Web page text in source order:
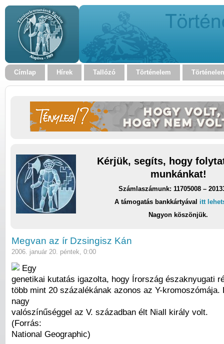
Címlap Hírek Tallózó Történelem
Kérjük, segíts, hogy
munkánkat!
Számlaszámunk: 11705008 –
A támogatás bankkártyával itt
Nagyon köszönjük.
Megvan az ír Dzsingisz Kán
2006. január 20. péntek, 0:00
Egy
genetikai kutatás igazolta, hogy Írország északnyugati
több mint 20 százalékának azonos az Y-kromoszómája.
nagy
valószínűséggel az V. században élt Niall király volt.
(Forrás:
National Geographic)